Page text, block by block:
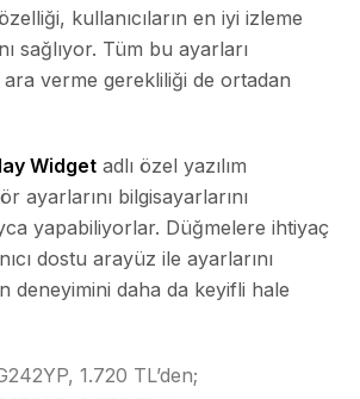
kullanıcıların en iyi izleme
sağlıyor. Tüm bu ayarları
verme gerekliliği de ortadan
Widget adlı özel yazılım
ayarlarını bilgisayarlarını
yapabiliyorlar. Düğmelere ihtiyaç
dostu arayüz ile ayarlarını
deneyimini daha da keyifli hale
1.720 TL’den;